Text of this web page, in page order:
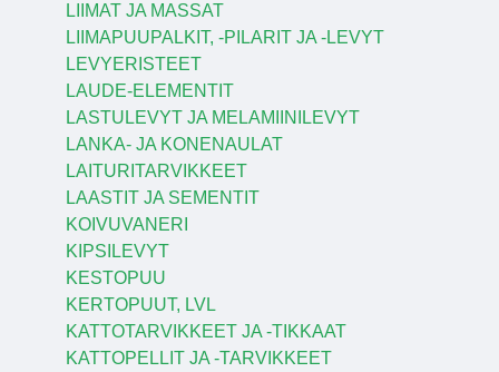
LIIMAT JA MASSAT
LIIMAPUUPALKIT, -PILARIT JA -LEVYT
LEVYERISTEET
LAUDE-ELEMENTIT
LASTULEVYT JA MELAMIINILEVYT
LANKA- JA KONENAULAT
LAITURITARVIKKEET
LAASTIT JA SEMENTIT
KOIVUVANERI
KIPSILEVYT
KESTOPUU
KERTOPUUT, LVL
KATTOTARVIKKEET JA -TIKKAAT
KATTOPELLIT JA -TARVIKKEET